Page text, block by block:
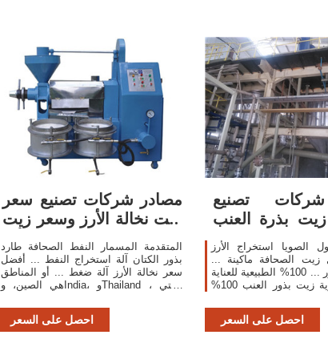
مصادر شركات تصنيع سعر
زيت نخالة الأرز وسعر زيت
نخالة الأرز ...
المتقدمة المسمار النفط الصحافة طارد
بذور الكتان آلة استخراج النفط ... أفضل
سعر نخالة الأرز آلة ضغط ... أو المناطق
هي الصين، وIndia، وThailand ، والتي
الأرز ، على ...
احصل على السعر
تصنيع
زيت بذرة العنب
الصويا استخراج الأرز
زيت الصحافة ماكينة ...
أفضل زيت بذور ... 100% الطبيعية للعناية
بالبشرة العضوية زيت بذور العنب 100%
احصل على السعر